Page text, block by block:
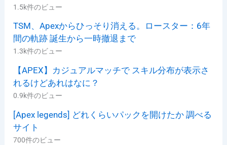
1.5k件のビュー
TSM、Apexからひっそり消える。ロースター：6年
間の軌跡 誕生から一時撤退まで
1.3k件のビュー
【APEX】カジュアルマッチで スキル分布が表示さ
れるけどあれはなに？
0.9k件のビュー
[Apex legends] どれくらいパックを開けたか 調べる
サイト
700件のビュー